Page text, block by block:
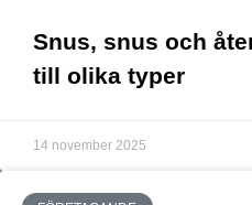
Snus, snus och
till olika typer
14 november 2025